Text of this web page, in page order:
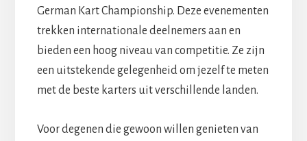
German Kart Championship. Deze evenementen
trekken internationale deelnemers aan en
bieden een hoog niveau van competitie. Ze zijn
een uitstekende gelegenheid om jezelf te meten
met de beste karters uit verschillende landen.
Voor degenen die gewoon willen genieten van